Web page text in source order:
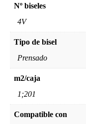
Nº biseles
4V
Tipo de bisel
Prensado
m2/caja
1;201
Compatible con